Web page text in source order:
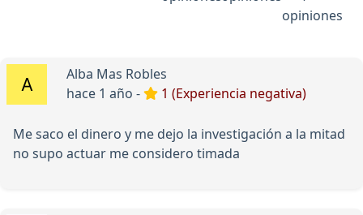
opiniones
Alba Mas Robles
hace 1 año -
1 (Experiencia negativa)
Me saco el dinero y me dejo la investigación a la mitad
no supo actuar me considero timada